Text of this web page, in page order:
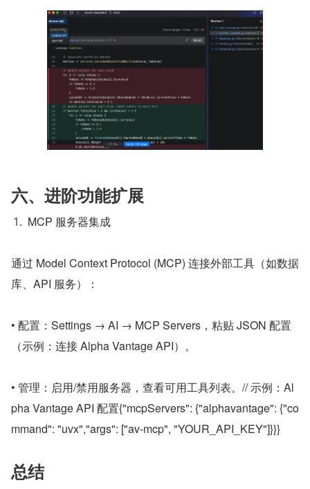
六、进阶功能扩展
MCP 服务器集成
通过 Model Context Protocol (MCP) 连接外部工具（如数据
库、API 服务）：
• 配置：Settings → AI → MCP Servers，粘贴 JSON 配置
（示例：连接 Alpha Vantage API）。
• 管理：启用/禁用服务器，查看可用工具列表。// 示例：Al
pha Vantage API 配置{"mcpServers": {"alphavantage": {"co
mmand": "uvx","args": ["av-mcp", "YOUR_API_KEY"]}}}
总结